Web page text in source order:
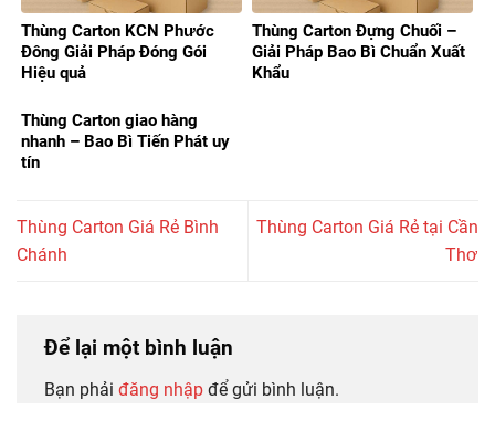
Thùng Carton KCN Phước
Đông Giải Pháp Đóng Gói
Hiệu quả
Thùng Carton Đựng Chuối –
Giải Pháp Bao Bì Chuẩn Xuất
Khẩu
Thùng Carton giao hàng
nhanh – Bao Bì Tiến Phát uy
tín
Thùng Carton Giá Rẻ Bình
Chánh
Thùng Carton Giá Rẻ tại Cần
Thơ
Để lại một bình luận
Bạn phải đăng nhập để gửi bình luận.